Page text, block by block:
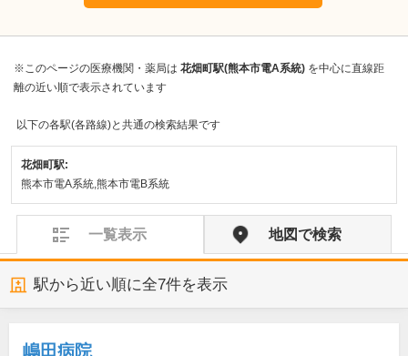
※このページの医療機関・薬局は 花畑町駅(熊本市電A系統) を中心に直線距
離の近い順で表示されています
以下の各駅(各路線)と共通の検索結果です
花畑町駅:
熊本市電A系統,熊本市電B系統
一覧表示 地図で検索
駅から近い順に全7件を表示
嶋田病院